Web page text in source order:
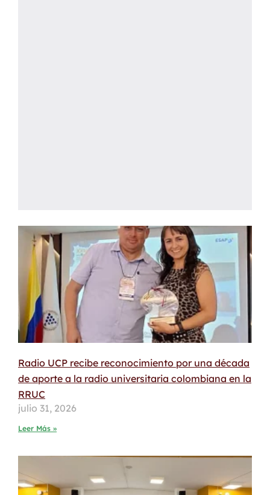
Radio UCP recibe reconocimiento por una década
de aporte a la radio universitaria colombiana en la
RRUC
julio 31, 2026
Leer Más »